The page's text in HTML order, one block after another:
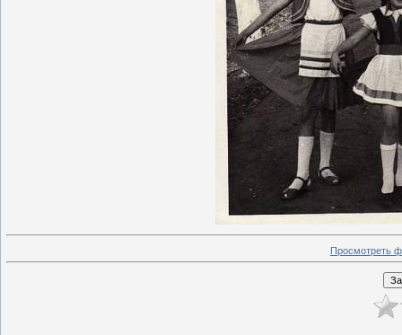
Просмотреть